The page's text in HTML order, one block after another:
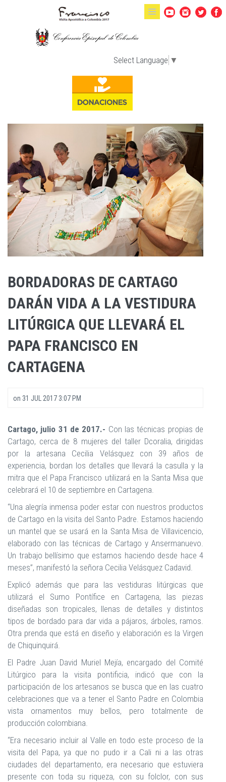
Pasar al contenido principal
Select Language ▼
BORDADORAS DE CARTAGO
DARÁN VIDA A LA VESTIDURA
LITÚRGICA QUE LLEVARÁ EL
PAPA FRANCISCO EN
CARTAGENA
on 31 JUL 2017 3:07 PM
Cartago, julio 31 de 2017.- Con las técnicas propias de
Cartago, cerca de 8 mujeres del taller Dcoralia, dirigidas
por la artesana Cecilia Velásquez con 39 años de
experiencia, bordan los detalles que llevará la casulla y la
mitra que el Papa Francisco utilizará en la Santa Misa que
celebrará el 10 de septiembre en Cartagena.
“Una alegría inmensa poder estar con nuestros productos
de Cartago en la visita del Santo Padre. Estamos haciendo
un mantel que se usará en la Santa Misa de Villavicencio,
elaborado con las técnicas de Cartago y Ansermanuevo.
Un trabajo bellísimo que estamos haciendo desde hace 4
meses”, manifestó la señora Cecilia Velásquez Cadavid.
Explicó además que para las vestiduras litúrgicas que
utilizará el Sumo Pontífice en Cartagena, las piezas
diseñadas son tropicales, llenas de detalles y distintos
tipos de bordado para dar vida a pájaros, árboles, ramos.
Otra prenda que está en diseño y elaboración es la Virgen
de Chiquinquirá.
El Padre Juan David Muriel Mejía, encargado del Comité
Litúrgico para la visita pontificia, indicó que con la
participación de los artesanos se busca que en las cuatro
celebraciones que va a tener el Santo Padre en Colombia
vista ornamentos muy bellos, pero totalmente de
producción colombiana.
“Era necesario incluir al Valle en todo este proceso de la
visita del Papa, ya que no pudo ir a Cali ni a las otras
ciudades del departamento, era necesario que estuviera
presente con toda su riqueza, con su folclor, con sus